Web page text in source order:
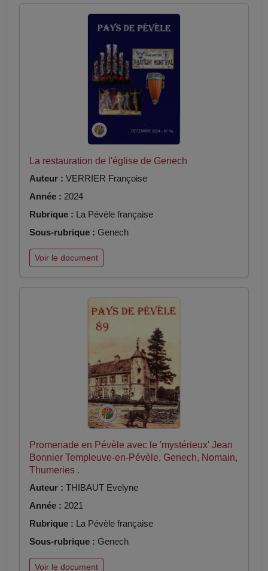
La restauration de l'église de Genech
Auteur : VERRIER Françoise
Année : 2024
Rubrique : La Pévèle française
Sous-rubrique : Genech
Voir le document
Promenade en Pévèle avec le 'mystérieux' Jean
Bonnier Templeuve-en-Pévèle, Genech, Nomain,
Thumeries .
Auteur : THIBAUT Evelyne
Année : 2021
Rubrique : La Pévèle française
Sous-rubrique : Genech
Voir le document